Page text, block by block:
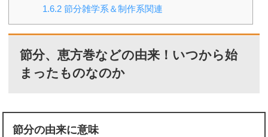
1.6.2 節分雑学系＆制作系関連
節分、恵方巻などの由来！いつから始
まったものなのか
節分の由来に意味